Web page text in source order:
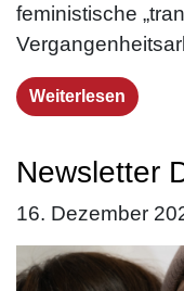
feministische
Weiterlesen
Newsletter
16. Dezember